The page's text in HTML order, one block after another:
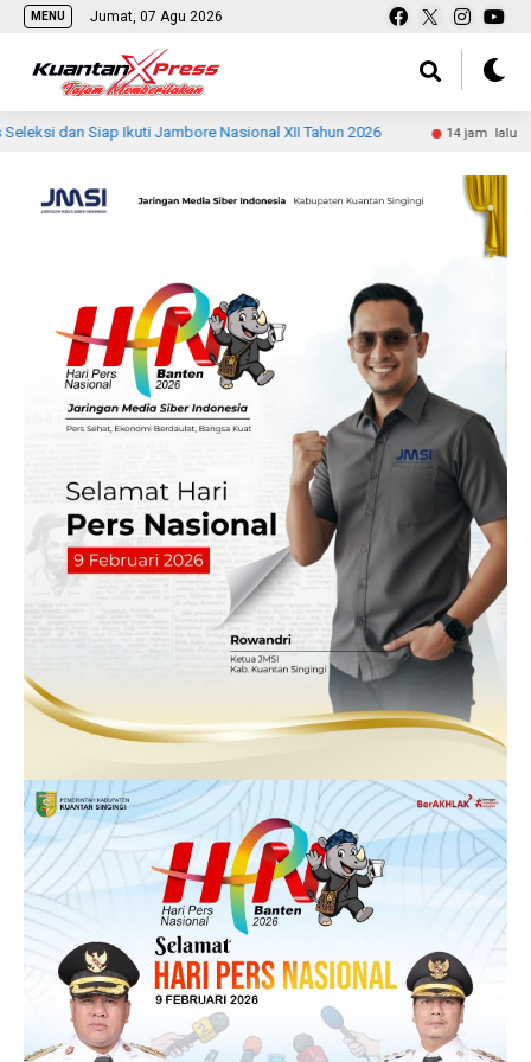
MENU Jumat, 07 Agu 2026
Siap Ikuti Jambore Nasional XII Tahun 2026 14 jam lalu Kodim